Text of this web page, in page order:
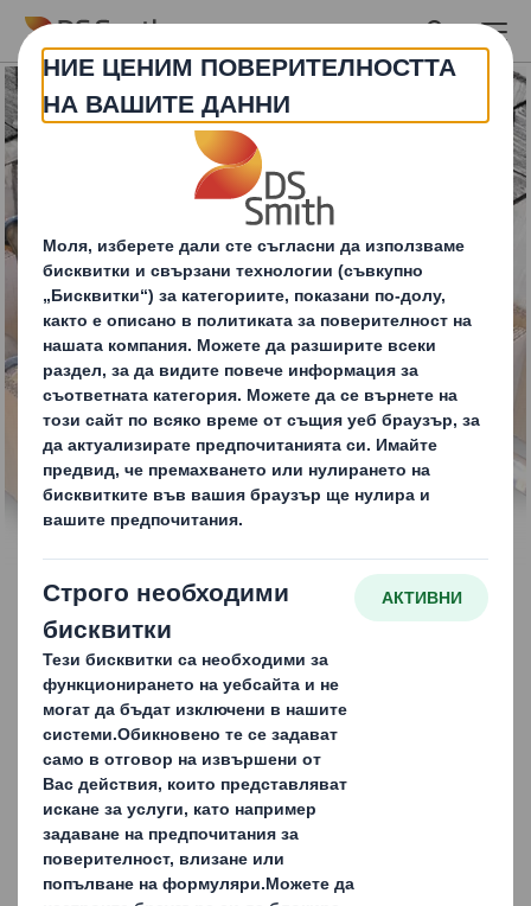
Skip to main content
Сепаратори и вложки
ВРЪЗКА С НАС
Сепаратори и вложки:
Защитете продуктите си
отвътре навън